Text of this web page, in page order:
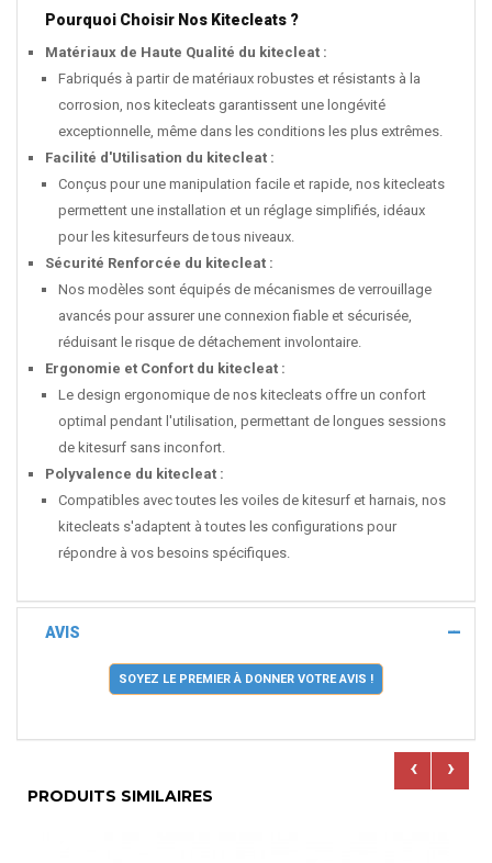
Pourquoi Choisir Nos Kitecleats ?
Matériaux de Haute Qualité du kitecleat :
Fabriqués à partir de matériaux robustes et résistants à la
corrosion, nos kitecleats garantissent une longévité
exceptionnelle, même dans les conditions les plus extrêmes.
Facilité d'Utilisation du kitecleat :
Conçus pour une manipulation facile et rapide, nos kitecleats
permettent une installation et un réglage simplifiés, idéaux
pour les kitesurfeurs de tous niveaux.
Sécurité Renforcée du kitecleat :
Nos modèles sont équipés de mécanismes de verrouillage
avancés pour assurer une connexion fiable et sécurisée,
réduisant le risque de détachement involontaire.
Ergonomie et Confort du kitecleat :
Le design ergonomique de nos kitecleats offre un confort
optimal pendant l'utilisation, permettant de longues sessions
de kitesurf sans inconfort.
Polyvalence du kitecleat :
Compatibles avec toutes les voiles de kitesurf et harnais, nos
kitecleats s'adaptent à toutes les configurations pour
répondre à vos besoins spécifiques.
AVIS
SOYEZ LE PREMIER À DONNER VOTRE AVIS !
PRODUITS SIMILAIRES
‹ ›